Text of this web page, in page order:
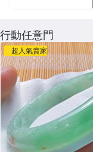
行動任意門
超人氣賣家